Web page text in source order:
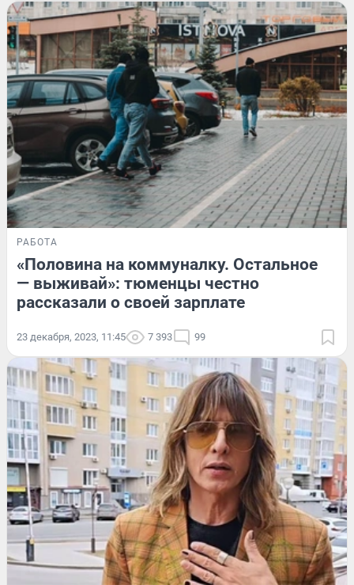
РАБОТА
«Половина на коммуналку. Остальное
— выживай»: тюменцы честно
рассказали о своей зарплате
23 декабря, 2023, 11:45 7 393 99